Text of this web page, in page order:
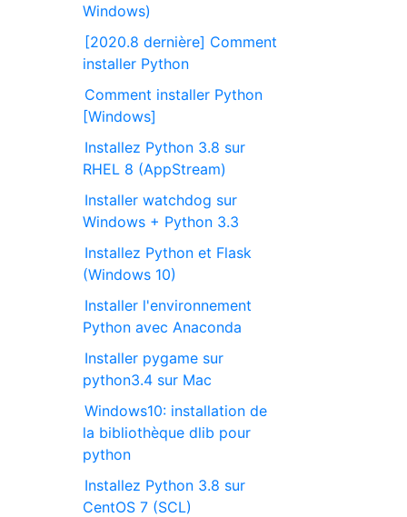
Windows)
[2020.8 dernière] Comment
installer Python
Comment installer Python
[Windows]
Installez Python 3.8 sur
RHEL 8 (AppStream)
Installer watchdog sur
Windows + Python 3.3
Installez Python et Flask
(Windows 10)
Installer l'environnement
Python avec Anaconda
Installer pygame sur
python3.4 sur Mac
Windows10: installation de
la bibliothèque dlib pour
python
Installez Python 3.8 sur
CentOS 7 (SCL)